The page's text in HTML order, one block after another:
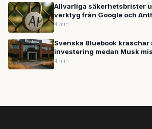
Allvarliga säkerhetsbrister
verktyg från Google och
4 min
Svenska Bluebook kraschar
investering medan Musk
värva OpenAI-talanger
4 min